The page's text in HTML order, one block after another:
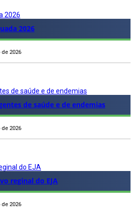
2026
2026
2026
de saúde e de endemias
de saúde e de endemias
2026
do EJA
reginal do EJA
2026